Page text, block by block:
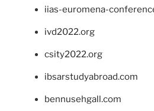
iias-euromena-
ivd2022.org
csity2022.org
ibsarstudyabroad.com
bennusehgall.com